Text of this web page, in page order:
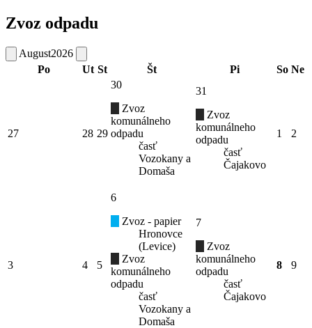
Zvoz odpadu
August2026
Po
Ut St Št Pi So Ne
27 28 29
30
Zvoz
komunálneho
odpadu
časť
Vozokany a
Domaša
31
Zvoz
komunálneho
odpadu
časť
Čajakovo
1 2
3 4 5
6
Zvoz - papier
Hronovce
(Levice)
Zvoz
komunálneho
odpadu
časť
Vozokany a
Domaša
7
Zvoz
komunálneho
odpadu
časť
Čajakovo
8 9